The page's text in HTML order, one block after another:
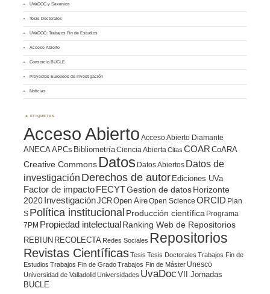
UVaDOC y Sexenios
Tesis Doctorales
UVaDOC: Trabajos Fin de Estudios
Acceso Abierto
Consorcio BUCLE
Proyectos Europeos de Investigación
Noticias
ETIQUETAS
Acceso Abierto Acceso Abierto Diamante
ANECA APCs BibliometríaCiencia Abierta Citas COAR CoARA
Creative Commons Datos Datos Abiertos Datos de
investigación Derechos de autor Ediciones UVa
Factor de impacto FECYTGestion de datosHorizonte
2020 InvestigaciónJCROpen AireOpen Science ORCID Plan
S Política institucional Producción científica Programa
7PM Propiedad intelectualRanking Web de Repositorios
REBIUN RECOLECTA Redes Sociales Repositorios
Revistas CientíficasTesis Tesis Doctorales Trabajos Fin de
Estudios Trabajos Fin de GradoTrabajos Fin de Máster Unesco
Universidad de ValladolidUniversidades UvaDoc VII Jornadas
BUCLE